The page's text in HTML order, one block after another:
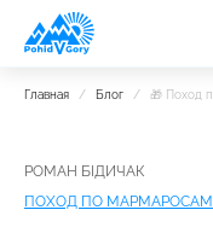
Главная / Блог / 🎁 Поход
РОМАН БІДИЧАК